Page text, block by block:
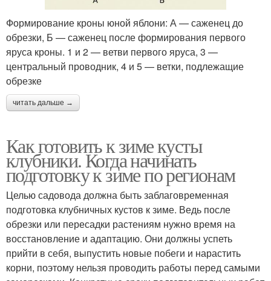
Формирование кроны юной яблони: А — саженец до
обрезки, Б — саженец после формирования первого
яруса кроны. 1 и 2 — ветви первого яруса, 3 —
центральный проводник, 4 и 5 — ветки, подлежащие
обрезке
читать дальше →
Как готовить к зиме кусты
клубники. Когда начинать
подготовку к зиме по регионам
Целью садовода должна быть заблаговременная
подготовка клубничных кустов к зиме. Ведь после
обрезки или пересадки растениям нужно время на
восстановление и адаптацию. Они должны успеть
прийти в себя, выпустить новые побеги и нарастить
корни, поэтому нельзя проводить работы перед самыми